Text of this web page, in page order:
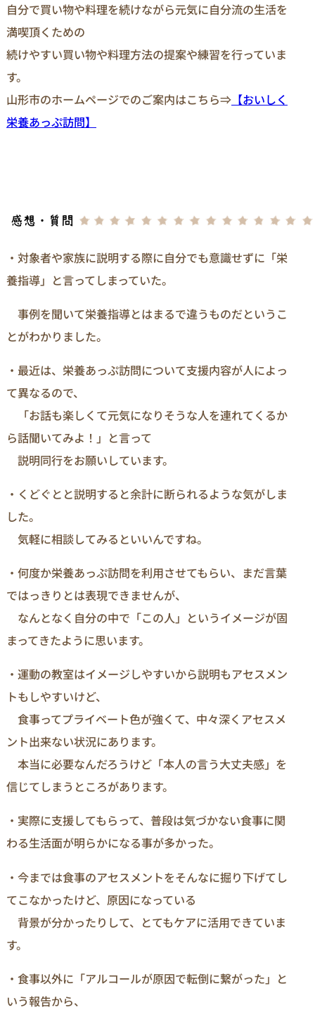
自分で買い物や料理を続けながら元気に自分流の生活を
満喫頂くための
続けやすい買い物や料理方法の提案や練習を行っていま
す。
山形市のホームページでのご案内はこちら⇒ 【おいしく
栄養あっぷ訪問】
・対象者や家族に説明する際に自分でも意識せずに「栄
養指導」と言ってしまっていた。
事例を聞いて栄養指導とはまるで違うものだというこ
とがわかりました。
・最近は、栄養あっぷ訪問について支援内容が人によっ
て異なるので、
「お話も楽しくて元気になりそうな人を連れてくるか
ら話聞いてみよ！」と言って
説明同行をお願いしています。
・くどぐとと説明すると余計に断られるような気がしま
した。
気軽に相談してみるといいんですね。
・何度か栄養あっぷ訪問を利用させてもらい、まだ言葉
ではっきりとは表現できませんが、
なんとなく自分の中で「この人」というイメージが固
まってきたように思います。
・運動の教室はイメージしやすいから説明もアセスメン
トもしやすいけど、
食事ってプライベート色が強くて、中々深くアセスメ
ント出来ない状況にあります。
本当に必要なんだろうけど「本人の言う大丈夫感」を
信じてしまうところがあります。
・実際に支援してもらって、普段は気づかない食事に関
わる生活面が明らかになる事が多かった。
・今までは食事のアセスメントをそんなに掘り下げてし
てこなかったけど、原因になっている
背景が分かったりして、とてもケアに活用できていま
す。
・食事以外に「アルコールが原因で転倒に繋がった」と
いう報告から、